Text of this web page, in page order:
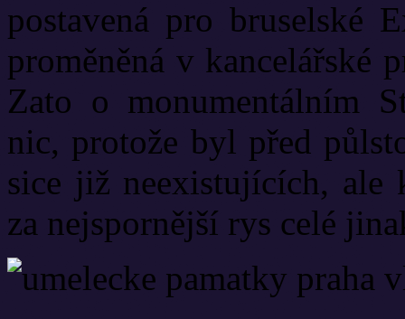
postavená pro bruselské
proměněná v kancelářské
Zato o monumentálním
nic, protože byl před
sice již neexistujících, ale
za nejspornější rys celé